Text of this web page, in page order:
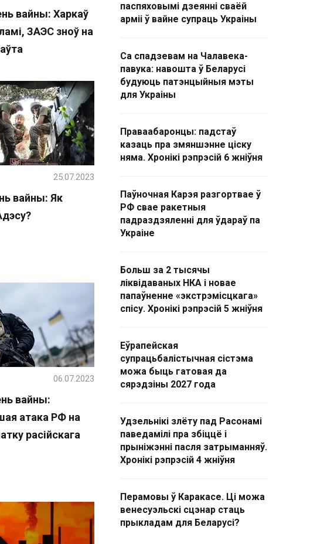
вайны: Харкаў
ЗАЭС зноў на
вайны: Як
25.07.2023
вайны:
атака РФ на
расійскага
06.07.2023
паспяховымі дзеянні сваёй
арміі ў вайне супраць Украіны
Са спадзевам на Чалавека-
павука: навошта ў Беларусі
будуюць патэнцыйныя мэты
для Украіны
Праваабаронцы: падстаў
казаць пра змяншэнне ціску
няма. Хронікі рэпрэсій 6 жніўня
Паўночная Карэя разгортвае ў
РФ свае ракетныя
падраздзяленні для ўдараў па
Украіне
Больш за 2 тысячы
ліквідаваных НКА і новае
папаўненне «экстрэмісцкага»
спісу. Хронікі рэпрэсій 5 жніўня
Еўрапейская
супрацьбалістычная сістэма
можа быць гатовая да
сярэдзіны 2027 года
Удзельнікі злёту пад Расонамі
паведамілі пра збіццё і
прыніжэнні пасля затрыманняў.
Хронікі рэпрэсій 4 жніўня
Перамовы ў Каракасе. Ці можа
венесуэльскі сцэнар стаць
прыкладам для Беларусі?